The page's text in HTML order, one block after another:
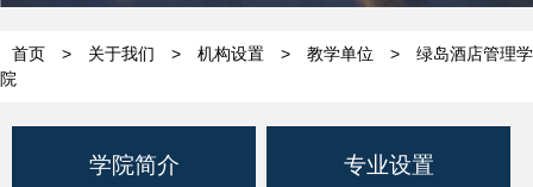
首页 > 关于我们 > 机构设置 > 教学单位 >
绿岛酒店管理学
院
学院简介 专业设置